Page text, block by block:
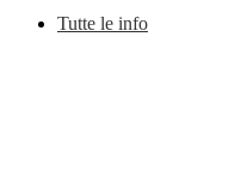
Tutte le info